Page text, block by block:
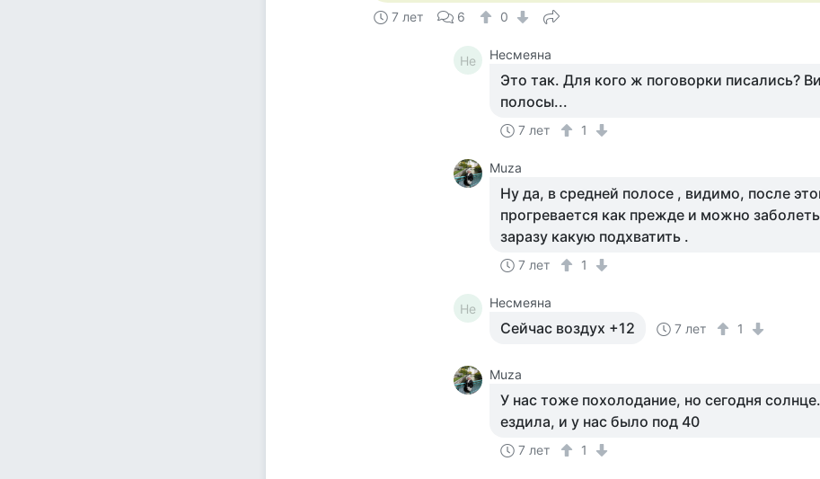
7 лет 6 0
Не Несмеяна
Это так. Для кого ж поговорки писались?
полосы...
7 лет 1
Muza
Ну да, в средней полосе , видимо, после
прогревается как прежде и можно
заразу какую подхватить .
7 лет 1
Не Несмеяна
Сейчас воздух +12 7 лет 1
Muza
У нас тоже похолодание, но сегодня
ездила, и у нас было под 40
7 лет 1